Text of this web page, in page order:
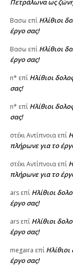
Πετράλωνα ως
Βασω επί Ηλίθιοι
έργο σας!
Βασω επί Ηλίθιοι
έργο σας!
n* επί Ηλίθιοι
σας!
n* επί Ηλίθιοι
σας!
στέκι Αντίπνοια επί
πλήρωνε για το
στέκι Αντίπνοια επί
πλήρωνε για το
ars επί Ηλίθιοι
έργο σας!
ars επί Ηλίθιοι
έργο σας!
megaira επί
έργο σας!